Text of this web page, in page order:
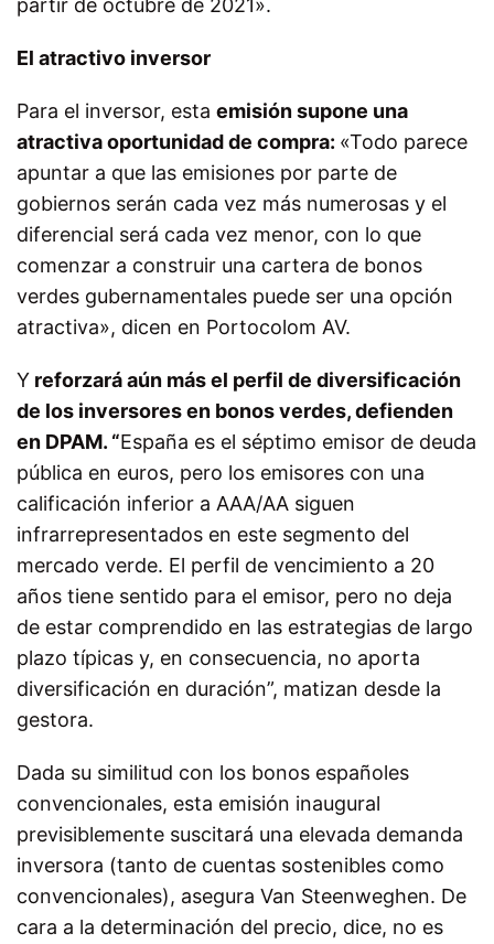
El atractivo inversor
Para el inversor, esta emisión supone una
atractiva oportunidad de compra: «Todo parece
apuntar a que las emisiones por parte de
gobiernos serán cada vez más numerosas y el
diferencial será cada vez menor, con lo que
comenzar a construir una cartera de bonos
verdes gubernamentales puede ser una opción
atractiva», dicen en Portocolom AV.
Y reforzará aún más el perfil de diversificación
de los inversores en bonos verdes, defienden
en DPAM. “España es el séptimo emisor de deuda
pública en euros, pero los emisores con una
calificación inferior a AAA/AA siguen
infrarrepresentados en este segmento del
mercado verde. El perfil de vencimiento a 20
años tiene sentido para el emisor, pero no deja
de estar comprendido en las estrategias de largo
plazo típicas y, en consecuencia, no aporta
diversificación en duración”, matizan desde la
gestora.
Dada su similitud con los bonos españoles
convencionales, esta emisión inaugural
previsiblemente suscitará una elevada demanda
inversora (tanto de cuentas sostenibles como
convencionales), asegura Van Steenweghen. De
cara a la determinación del precio, dice, no es